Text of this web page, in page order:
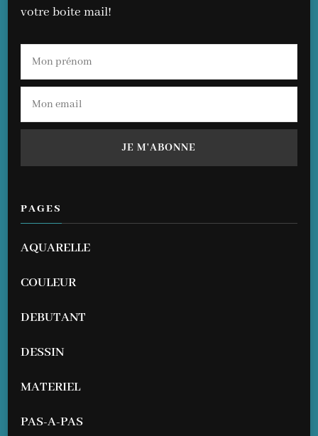
votre boite mail!
PAGES
AQUARELLE
COULEUR
DEBUTANT
DESSIN
MATERIEL
PAS-A-PAS